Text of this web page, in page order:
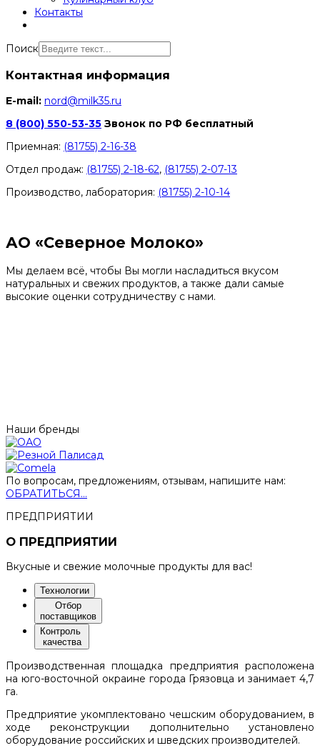
Контакты
Поиск
Контактная информация
E-mail: nord@milk35.ru
8 (800) 550-53-35 Звонок по РФ бесплатный
Приемная: (81755) 2-16-38
Отдел продаж: (81755) 2-18-62, (81755) 2-07-13
Производство, лаборатория: (81755) 2-10-14
АО «Северное Молоко»
Мы делаем всё, чтобы Вы могли насладиться вкусом
натуральных и свежих продуктов, а также дали самые
высокие оценки сотрудничеству с нами.
Наши бренды
По вопросам, предложениям, отзывам, напишите нам:
ОБРАТИТЬСЯ...
ПРЕДПРИЯТИИ
О ПРЕДПРИЯТИИ
Вкусные и свежие молочные продукты для вас!
Технологии
Отбор
поставщиков
Контроль
качества
Производственная площадка предприятия расположена
на юго-восточной окраине города Грязовца и занимает 4,7
га.
Предприятие укомплектовано чешским оборудованием, в
ходе реконструкции дополнительно установлено
оборудование российских и шведских производителей.